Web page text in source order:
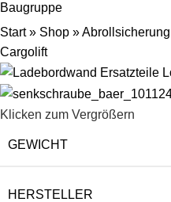
Baugruppe
Start» Shop »Abrollsicherung
Cargolift
Klicken zum Vergrößern
GEWICHT
HERSTELLER